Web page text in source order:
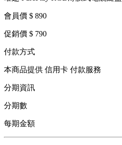
會員價 $ 890
促銷價 $ 790
付款方式
本商品提供 信用卡 付款服務
分期資訊
分期數
每期金額